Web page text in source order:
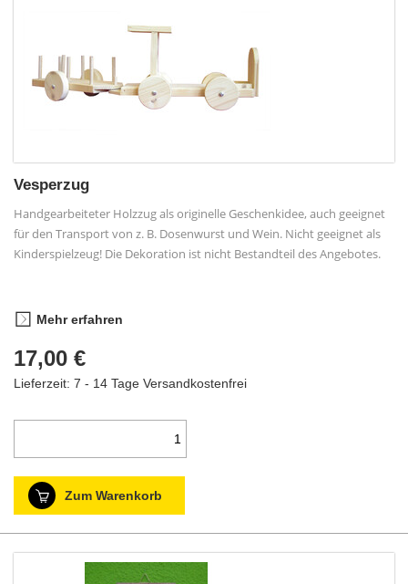
Vesperzug
Handgearbeiteter Holzzug als originelle Geschenkidee, auch geeignet
für den Transport von z. B. Dosenwurst und Wein. Nicht geeignet als
Kinderspielzeug! Die Dekoration ist nicht Bestandteil des Angebotes.
Mehr erfahren
17,00 €
Lieferzeit: 7 - 14 Tage Versandkostenfrei
Zum Warenkorb